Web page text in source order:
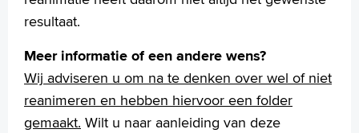
English
Français
Polski
Türkçe
resultaat.
Meer informatie of een andere wens?
Wij adviseren u om na te denken over wel of niet
reanimeren en hebben hiervoor een folder
gemaakt. Wilt u naar aanleiding van deze